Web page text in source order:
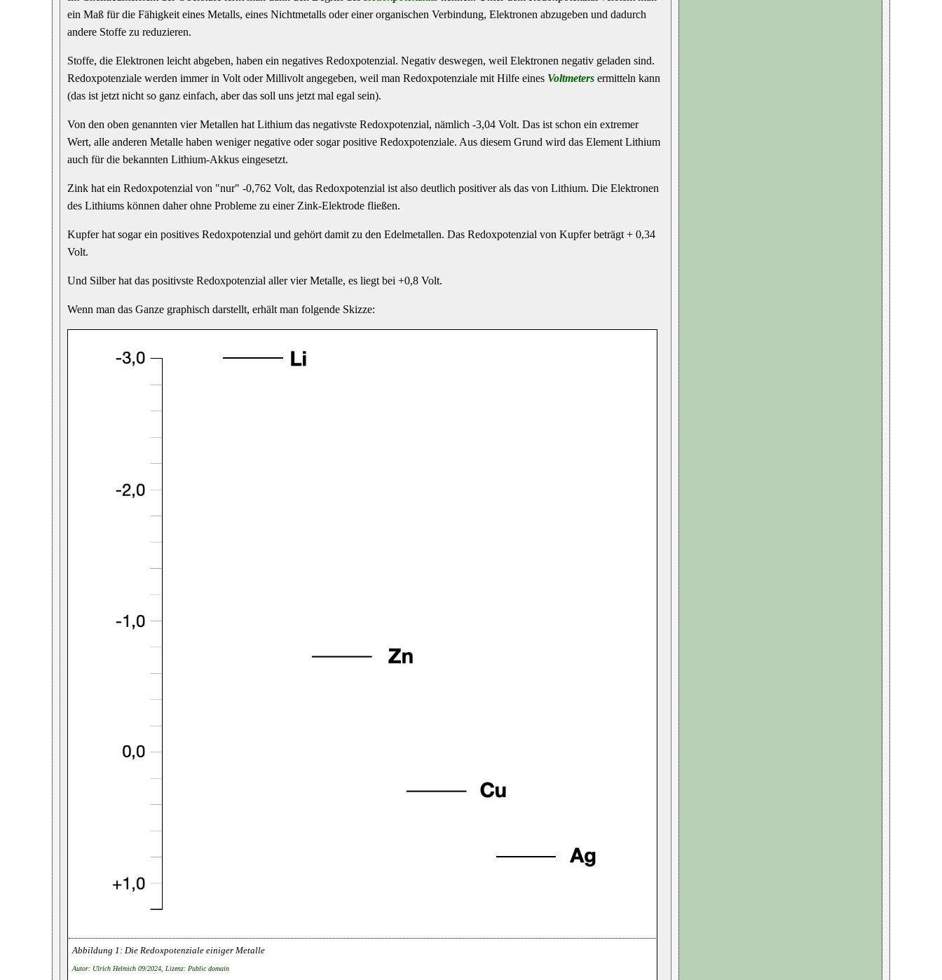
ein Maß für die Fähigkeit eines Metalls, eines Nichtmetalls oder einer organischen Verbindung, Elektronen abzugeben und dadurch
andere Stoffe zu reduzieren.
Stoffe, die Elektronen leicht abgeben, haben ein negatives Redoxpotenzial. Negativ deswegen, weil Elektronen negativ geladen sind.
Redoxpotenziale werden immer in Volt oder Millivolt angegeben, weil man Redoxpotenziale mit Hilfe eines Voltmeters ermitteln kann
(das ist jetzt nicht so ganz einfach, aber das soll uns jetzt mal egal sein).
Von den oben genannten vier Metallen hat Lithium das negativste Redoxpotenzial, nämlich -3,04 Volt. Das ist schon ein extremer
Wert, alle anderen Metalle haben weniger negative oder sogar positive Redoxpotenziale. Aus diesem Grund wird das Element Lithium
auch für die bekannten Lithium-Akkus eingesetzt.
Zink hat ein Redoxpotenzial von "nur" -0,762 Volt, das Redoxpotenzial ist also deutlich positiver als das von Lithium. Die Elektronen
des Lithiums können daher ohne Probleme zu einer Zink-Elektrode fließen.
Kupfer hat sogar ein positives Redoxpotenzial und gehört damit zu den Edelmetallen. Das Redoxpotenzial von Kupfer beträgt + 0,34
Volt.
Und Silber hat das positivste Redoxpotenzial aller vier Metalle, es liegt bei +0,8 Volt.
Wenn man das Ganze graphisch darstellt, erhält man folgende Skizze:
Die Redoxpotenziale einiger Metalle
Autor: Ulrich Helmich 09/2024, Lizenz: Public domain